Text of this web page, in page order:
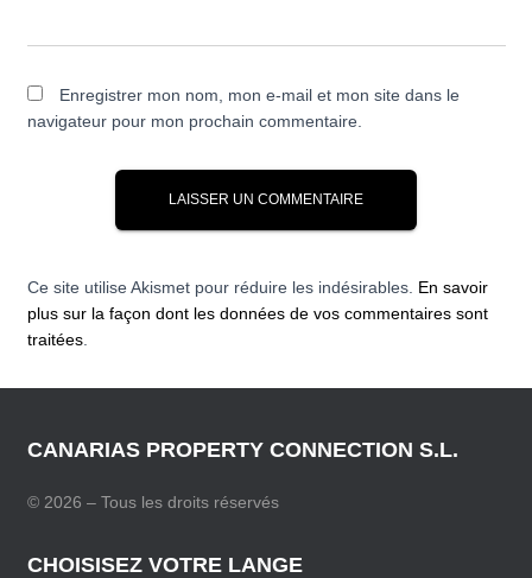
Enregistrer mon nom, mon e-mail et mon site dans le
navigateur pour mon prochain commentaire.
Ce site utilise Akismet pour réduire les indésirables. En savoir
plus sur la façon dont les données de vos commentaires sont
traitées.
CANARIAS PROPERTY CONNECTION S.L.
© 2026 – Tous les droits réservés
CHOISISEZ VOTRE LANGE